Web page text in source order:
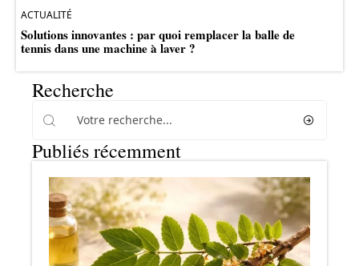
ACTUALITÉ
Solutions innovantes : par quoi remplacer la balle de
tennis dans une machine à laver ?
Recherche
Publiés récemment